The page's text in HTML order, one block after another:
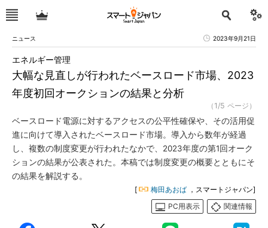
ニュース 2023年9月21日
大幅な見直しが行われたベースロード市場、2023
年度初回オークションの結果と分析
エネルギー管理
（1/5 ページ）
ベースロード電源に対するアクセスの公平性確保や、その活用促
進に向けて導入されたベースロード市場。導入から数年が経過
し、複数の制度変更が行われたなかで、2023年度の第1回オーク
ションの結果が公表された。本稿では制度変更の概要とともにそ
の結果を解説する。
[ 梅田あおば ，スマートジャパン]
PC用表示
関連情報